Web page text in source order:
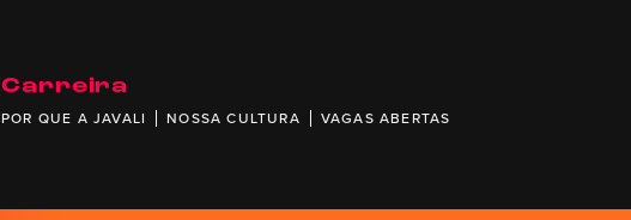
Carreira
POR QUE A JAVALI NOSSA CULTURA VAGAS ABERTAS